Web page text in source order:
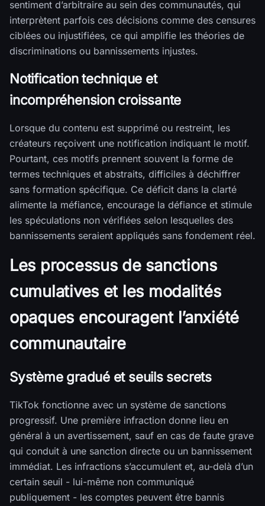
sentiment d’arbitraire au sein des communautés, qui
interprètent parfois ces décisions comme des censures
ciblées ou injustifiées, ce qui amplifie les théories de
discriminations ou bannissements injustes.
Notification technique et
incompréhension croissante
Lorsque du contenu est supprimé ou restreint, les
créateurs reçoivent une notification indiquant le motif.
Pourtant, ces motifs prennent souvent la forme de
termes techniques et abstraits, difficiles à déchiffrer
sans formation spécifique. Ce déficit dans la clarté
alimente la méfiance, encourage la défiance et stimule
les spéculations non vérifiées selon lesquelles des
bannissements seraient appliqués sans fondement réel.
Les processus de sanctions
cumulatives et les modalités
opaques encouragent l’anxiété
communautaire
Système gradué et seuils secrets
TikTok fonctionne avec un système de sanctions
progressif. Une première infraction donne lieu en
général à un avertissement, sauf en cas de faute grave
qui conduit à une sanction directe ou un bannissement
immédiat. Les infractions s’accumulent et, au-delà d’un
certain seuil - lui-même non communiqué
publiquement - les comptes peuvent être bannis